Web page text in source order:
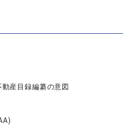
産目録編纂の意図